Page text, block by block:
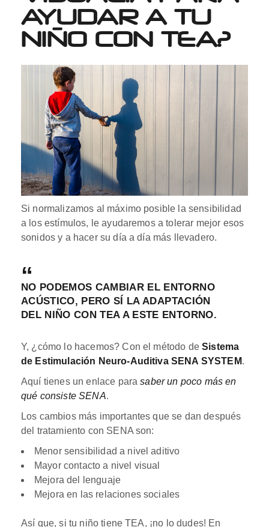
AYUDAR A TU
NIÑO CON TEA?
Si normalizamos al máximo posible la sensibilidad
a los estímulos, le ayudaremos a tolerar mejor esos
sonidos y a hacer su día a día más llevadero.
NO PODEMOS CAMBIAR EL ENTORNO
ACÚSTICO, PERO SÍ LA ADAPTACIÓN
DEL NIÑO CON TEA A ESTE ENTORNO.
Y, ¿cómo lo hacemos? Con el método deSistema
de Estimulación Neuro-Auditiva SENA SYSTEM.
Aquí tienes un enlace parasaber un poco más en
qué consiste SENA.
Los cambios más importantes que se dan después
del tratamiento con SENA son:
Menor sensibilidad a nivel aditivo
Mayor contacto a nivel visual
Mejora del lenguaje
Mejora en las relaciones sociales
Así que, si tu niño tiene TEA, ¡no lo dudes! En